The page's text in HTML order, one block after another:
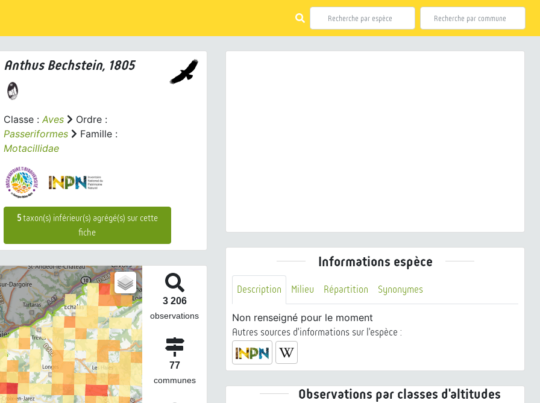
AnthusBechstein, 1805
Classe : Aves
Ordre :
Passeriformes
Famille :
Motacillidae
5taxon(s) inférieur(s) agrégé(s) sur cette
fiche
3 206
observations
77
communes
Informations espèce
Description Milieu Répartition Synonymes
Non renseigné pour le moment
Autres sources d'informations sur l'espèce :
Observations par classes d'altitudes